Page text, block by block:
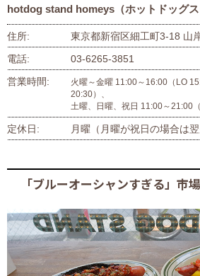
hotdog stand homeys（ホットドッグス
住所
東京都新宿区細工町3-18 山
電話
03-6265-3851
営業時間
火曜～金曜 11:00～16:00（LO
20:30）、
土曜、日曜、祝日 11:00～21:00
定休日 月曜（月曜が祝日の場合は翌
「ブルーオーシャンすぎる」市